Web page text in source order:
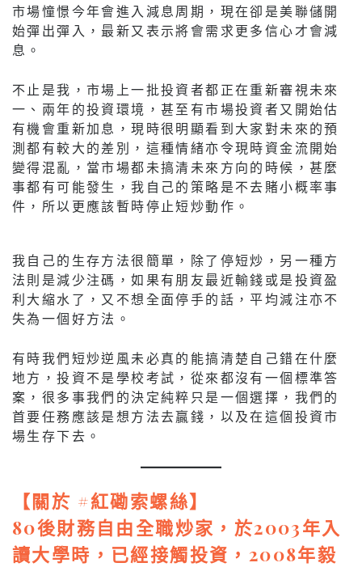
市場憧憬今年會進入減息周期，現在卻是美聯儲開
始彈出彈入，最新又表示將會需求更多信心才會減
息。
不止是我，市場上一批投資者都正在重新審視未來
一、兩年的投資環境，甚至有市場投資者又開始估
有機會重新加息，現時很明顯看到大家對未來的預
測都有較大的差別，這種情緒亦令現時資金流開始
變得混亂，當市場都未搞清未來方向的時候，甚麼
事都有可能發生，我自己的策略是不去賭小概率事
件，所以更應該暫時停止短炒動作。
我自己的生存方法很簡單，除了停短炒，另一種方
法則是減少注碼，如果有朋友最近輸錢或是投資盈
利大縮水了，又不想全面停手的話，平均減注亦不
失為一個好方法。
有時我們短炒逆風未必真的能搞清楚自己錯在什麼
地方，投資不是學校考試，從來都沒有一個標準答
案，很多事我們的決定純粹只是一個選擇，我們的
首要任務應該是想方法去贏錢，以及在這個投資市
場生存下去。
【關於 #紅磡索螺絲】
80後財務自由全職炒家，於2003年入
讀大學時，已經接觸投資，2008年毅